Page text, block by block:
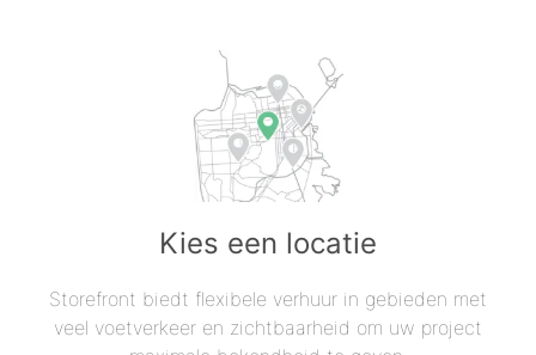
Kies een locatie
Storefront biedt flexibele verhuur in gebieden met
veel voetverkeer en zichtbaarheid om uw project